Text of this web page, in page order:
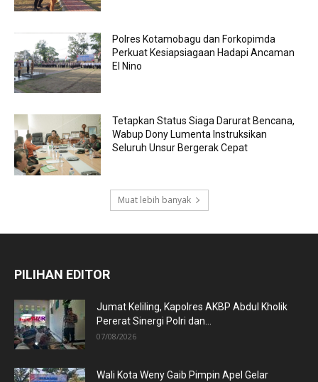
Polres Kotamobagu dan Forkopimda
Perkuat Kesiapsiagaan Hadapi Ancaman
El Nino
Tetapkan Status Siaga Darurat Bencana,
Wabup Dony Lumenta Instruksikan
Seluruh Unsur Bergerak Cepat
Muat lebih banyak
PILIHAN EDITOR
Jumat Keliling, Kapolres AKBP Abdul Kholik
Pererat Sinergi Polri dan...
07/08/2026
Wali Kota Weny Gaib Pimpin Apel Gelar